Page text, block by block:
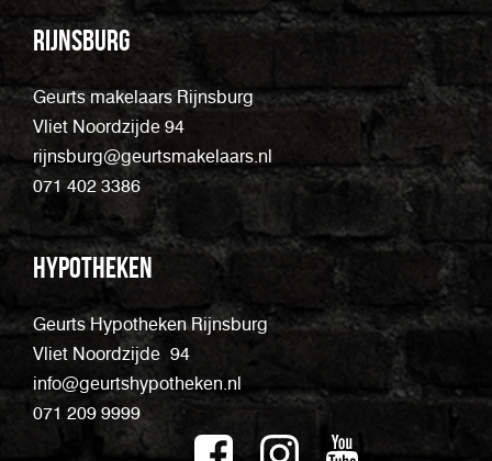
Rijnsburg
Geurts makelaars Rijnsburg
Vliet Noordzijde 94
rijnsburg@geurtsmakelaars.nl
071 402 3386
Hypotheken
Geurts Hypotheken Rijnsburg
Vliet Noordzijde 94
info@geurtshypotheken.nl
071 209 9999